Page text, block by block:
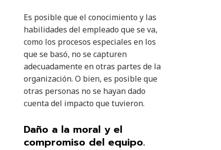
Es posible que el conocimiento y las
habilidades del empleado que se va,
como los procesos especiales en los
que se basó, no se capturen
adecuadamente en otras partes de la
organización. O bien, es posible que
otras personas no se hayan dado
cuenta del impacto que tuvieron.
Daño a la moral y el
compromiso del equipo.